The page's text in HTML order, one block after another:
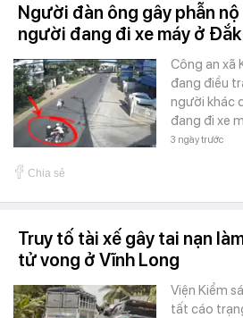
Người đàn ông gây phẫn
người đang đi xe máy ở
Công an xã
đang điều
người khác
đang đi xe
3 ngày trước
Chia sẻ
Truy tố tài xế gây tai nạn
tử vong ở Vĩnh Long
Viện Kiểm
tất cáo